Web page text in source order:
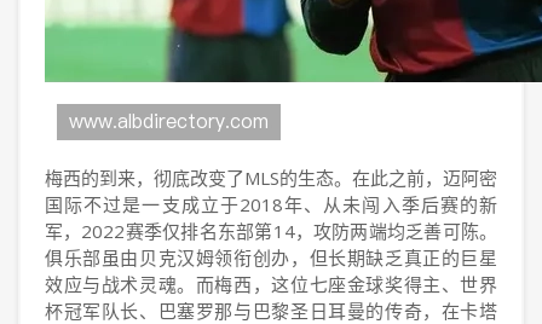
梅西的到来，彻底改变了MLS的生态。在此之前，迈阿密
国际不过是一支成立于2018年、从未闯入季后赛的新
军，2022赛季仅排名东部第14，攻防两端均乏善可陈。
俱乐部虽由贝克汉姆领衔创办，但长期缺乏真正的巨星
效应与战术灵魂。而梅西，这位七座金球奖得主、世界
杯冠军队长、巴塞罗那与巴黎圣日耳曼的传奇，在卡塔